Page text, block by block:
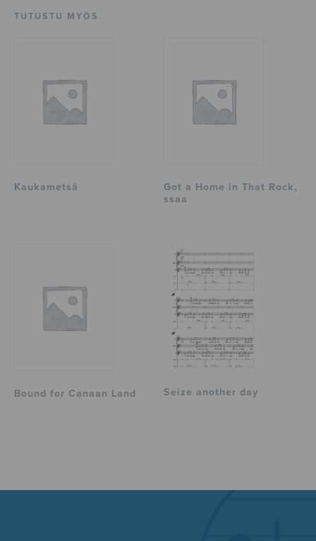
TUTUSTU MYÖS
Kaukametsä
Got a Home in That Rock,
ssaa
Bound for Canaan Land Seize another day